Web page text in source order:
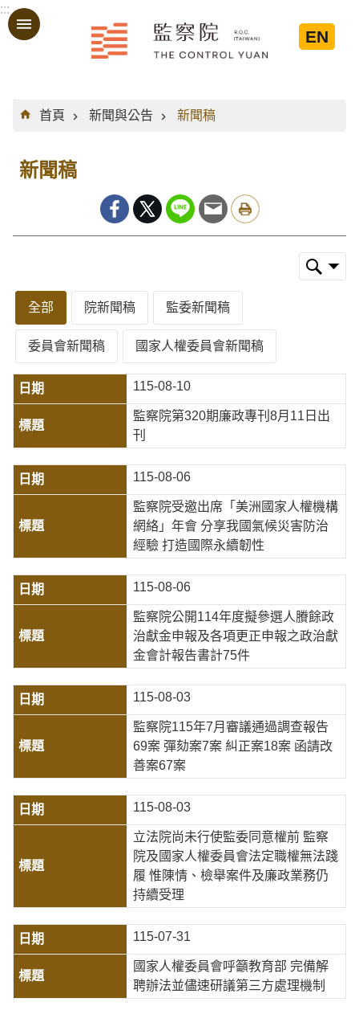
跳到主要內容區塊
:::
EN
:::
首頁
新聞與公告 新聞稿
新聞稿
全部 院新聞稿 監委新聞稿
委員會新聞稿 國家人權委員會新聞稿
115-08-10
監察院第320期廉政專刊8月11日出
刊
115-08-06
監察院受邀出席「美洲國家人權機構
網絡」年會 分享我國氣候災害防治
經驗 打造國際永續韌性
115-08-06
監察院公開114年度擬參選人賸餘政
治獻金申報及各項更正申報之政治獻
金會計報告書計75件
115-08-03
監察院115年7月審議通過調查報告
69案 彈劾案7案 糾正案18案 函請改
善案67案
115-08-03
立法院尚未行使監委同意權前 監察
院及國家人權委員會法定職權無法踐
履 惟陳情、檢舉案件及廉政業務仍
持續受理
115-07-31
國家人權委員會呼籲教育部 完備解
聘辦法並儘速研議第三方處理機制